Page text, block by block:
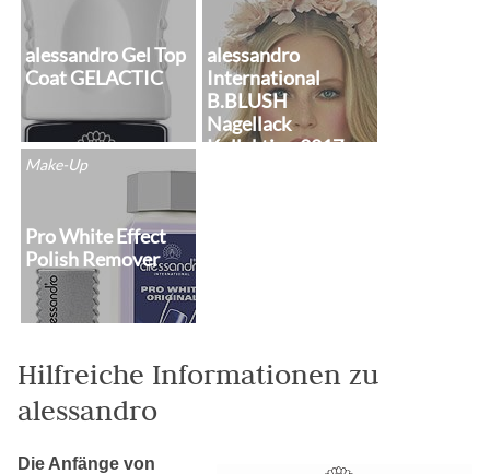
alessandro Gel Top
Coat GELACTIC
alessandro
International
B.BLUSH
Nagellack
Kollektion 2017
Make-Up
Pro White Effect
Polish Remover
Hilfreiche Informationen zu
alessandro
Die Anfänge von